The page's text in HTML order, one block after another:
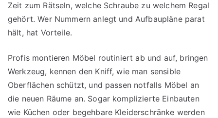
Zeit zum Rätseln, welche Schraube zu welchem Regal
gehört. Wer Nummern anlegt und Aufbaupläne parat
hält, hat Vorteile.
Profis montieren Möbel routiniert ab und auf, bringen
Werkzeug, kennen den Kniff, wie man sensible
Oberflächen schützt, und passen notfalls Möbel an
die neuen Räume an. Sogar komplizierte Einbauten
wie Küchen oder begehbare Kleiderschränke werden